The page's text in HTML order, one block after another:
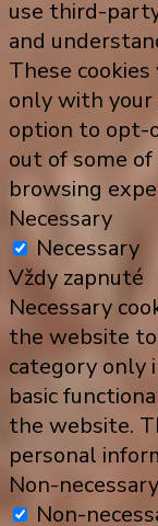
use third-
and
These
only with your
option to opt-
out of some
browsing
Necessary
Necessary
Vždy zapnuté
Necessary
the website
category only
basic
the website.
personal
Non-necessary
Non-